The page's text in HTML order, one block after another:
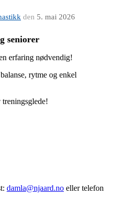
den 5. mai 2026
seniorer
erfaring nødvendig!
rytme og enkel
damla@njaard.no eller telefon